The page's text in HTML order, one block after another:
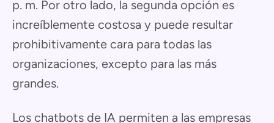
p. m. Por otro lado, la segunda opción es
increíblemente costosa y puede resultar
prohibitivamente cara para todas las
organizaciones, excepto para las más
grandes.
Los chatbots de IA permiten a las empresas